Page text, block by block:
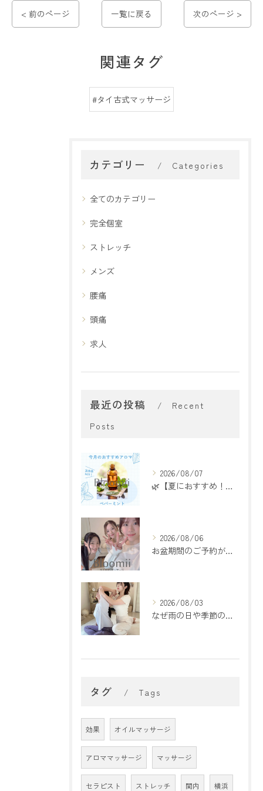
< 前のページ 一覧に戻る 次のページ >
関連タグ
#タイ古式マッサージ
カテゴリー Categories
全てのカテゴリー
完全個室
ストレッチ
メンズ
腰痛
頭痛
求人
最近の投稿
Recent
Posts
2026/08/07
🌿【夏におすすめ！ペパーミントアロマ】🌿
2026/08/06
お盆期間のご予約が埋まってきております🌻
2026/08/03
なぜ雨の日や季節の変わり目は疲れやすいの？🌿
タグ Tags
効果 オイルマッサージ
アロママッサージ マッサージ
セラピスト ストレッチ 関内 横浜